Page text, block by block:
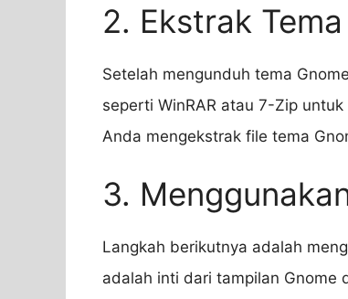
2. Ekstrak
Setelah mengunduh tema
seperti WinRAR atau 7-Zip
Anda mengekstrak file tema
3.
Langkah berikutnya adalah
adalah inti dari tampilan Gnome